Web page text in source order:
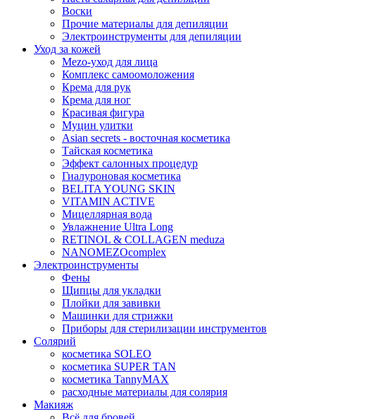
Воски
Прочие материалы для депиляции
Электроинструменты для депиляции
Уход за кожей
Mezo-уход для лица
Комплекс самоомоложения
Крема для рук
Крема для ног
Красивая фигура
Муцин улитки
Asian seсrets - восточная косметика
Тайская косметика
Эффект салонных процедур
Гиалуроновая косметика
BELITA YOUNG SKIN
VITAMIN ACTIVE
Мицеллярная вода
Увлажнение Ultra Long
RETINOL & COLLAGEN meduza
NANOMEZOcomplex
Электроинструменты
Фены
Щипцы для укладки
Плойки для завивки
Машинки для стрижки
Приборы для стерилизации инструментов
Солярий
косметика SOLEO
косметика SUPER TAN
косметика TannyMAX
расходные материалы для солярия
Макияж